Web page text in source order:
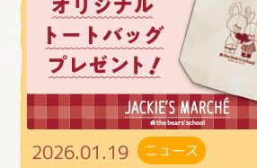
2026.01.19 ニュース